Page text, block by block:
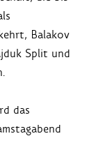
Balakov
Split und
das